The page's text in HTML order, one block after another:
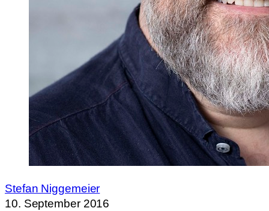
Stefan Niggemeier
10. September 2016